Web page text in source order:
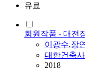
유료
회원작품 - 대전
이광수,장
대한건축
2018